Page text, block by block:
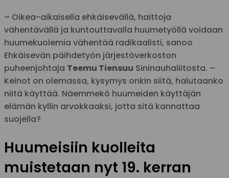
– Oikea-aikaisella ehkäisevällä, haittoja
vähentävällä ja kuntouttavalla huumetyöllä voidaan
huumekuolemia vähentää radikaalisti, sanoo
Ehkäisevän päihdetyön järjestöverkoston
puheenjohtaja Teemu Tiensuu Sininauhaliitosta. –
Keinot on olemassa, kysymys onkin siitä, halutaanko
niitä käyttää. Näemmekö huumeiden käyttäjän
elämän kyllin arvokkaaksi, jotta sitä kannattaa
suojella?
Huumeisiin kuolleita
muistetaan nyt 19. kerran